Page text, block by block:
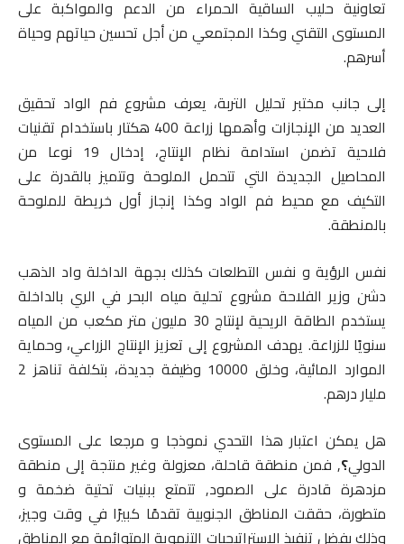
تعاونية حليب الساقية الحمراء من الدعم والمواكبة على
المستوى التقني وكذا المجتمعي من أجل تحسين حياتهم وحياة
أسرهم.
إلى جانب مختبر تحليل التربة، يعرف مشروع فم الواد تحقيق
العديد من الإنجازات وأهمها زراعة 400 هكتار باستخدام تقنيات
فلاحية تضمن استدامة نظام الإنتاج، إدخال 19 نوعا من
المحاصيل الجديدة التي تتحمل الملوحة وتتميز بالقدرة على
التكيف مع محيط فم الواد وكذا إنجاز أول خريطة للملوحة
بالمنطقة.
نفس الرؤية و نفس التطلعات كذلك بجهة الداخلة واد الذهب
دشن وزير الفلاحة مشروع تحلية مياه البحر في الري بالداخلة
يستخدم الطاقة الريحية لإنتاج 30 مليون متر مكعب من المياه
سنويًا للزراعة. يهدف المشروع إلى تعزيز الإنتاج الزراعي، وحماية
الموارد المائية، وخلق 10000 وظيفة جديدة، بتكلفة تناهز 2
مليار درهم.
هل يمكن اعتبار هذا التحدي نموذجا و مرجعا على المستوى
الدولي؟, فمن منطقة قاحلة، معزولة وغير منتجة إلى منطقة
مزدهرة قادرة على الصمود, تتمتع ببنيات تحتية ضخمة و
متطورة، حققت المناطق الجنوبية تقدمًا كبيرًا في وقت وجيز،
وذلك بفضل تنفيذ الاستراتيجيات التنموية المتوائمة مع المناطق